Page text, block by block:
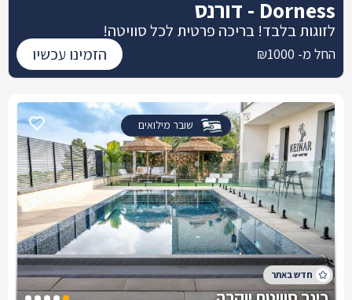
שובר מילואים
Dorness - דורנס
לזוגות בלבד! בריכה פרטית לכל סוויטה!
החל מ- ₪1000 הזמינו עכשיו